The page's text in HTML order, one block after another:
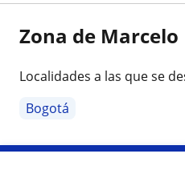
Zona de Marcelo
Localidades a las que se
Bogotá